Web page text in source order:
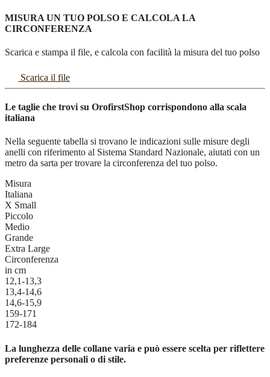
MISURA UN TUO POLSO E CALCOLA LA
CIRCONFERENZA
Scarica e stampa il file, e calcola con facilità la misura del tuo polso
Scarica il file
Le taglie che trovi su OrofirstShop corrispondono alla scala
italiana
Nella seguente tabella si trovano le indicazioni sulle misure degli
anelli con riferimento al Sistema Standard Nazionale, aiutati con un
metro da sarta per trovare la circonferenza del tuo polso.
Misura
Italiana
X Small
Piccolo
Medio
Grande
Extra Large
Circonferenza
in cm
12,1-13,3
13,4-14,6
14,6-15,9
159-171
172-184
La lunghezza delle collane varia e può essere scelta per riflettere
preferenze personali o di stile.